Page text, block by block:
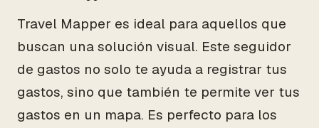
Travel Mapper es ideal para aquellos que
buscan una solución visual. Este seguidor
de gastos no solo te ayuda a registrar tus
gastos, sino que también te permite ver tus
gastos en un mapa. Es perfecto para los